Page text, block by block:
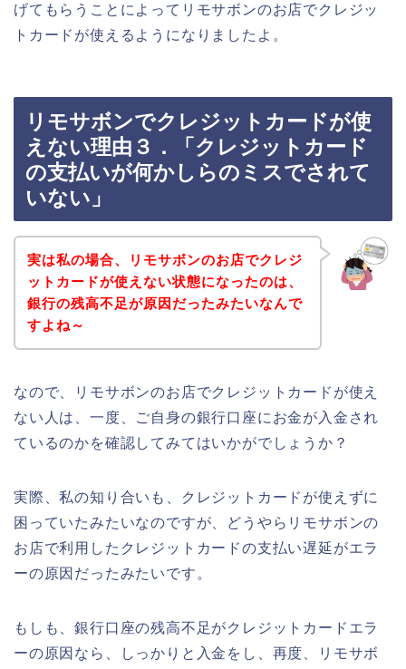
げてもらうことによってリモサボンのお店でクレジッ
トカードが使えるようになりましたよ。
リモサボンでクレジットカードが使
えない理由３．「クレジットカード
の支払いが何かしらのミスでされて
いない」
実は私の場合、リモサボンのお店でクレジ
ットカードが使えない状態になったのは、
銀行の残高不足が原因だったみたいなんで
すよね～
なので、リモサボンのお店でクレジットカードが使え
ない人は、一度、ご自身の銀行口座にお金が入金され
ているのかを確認してみてはいかがでしょうか？
実際、私の知り合いも、クレジットカードが使えずに
困っていたみたいなのですが、どうやらリモサボンの
お店で利用したクレジットカードの支払い遅延がエラ
ーの原因だったみたいです。
もしも、銀行口座の残高不足がクレジットカードエラ
ーの原因なら、しっかりと入金をし、再度、リモサボ